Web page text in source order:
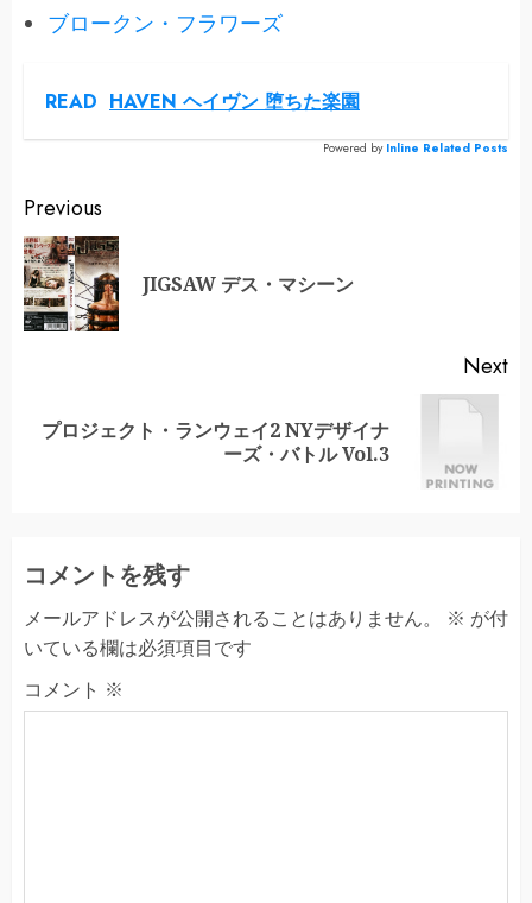
ブロークン・フラワーズ
READ HAVEN ヘイヴン 堕ちた楽園
Powered by Inline Related Posts
Continue
Reading
Previous
JIGSAW デス・マシーン
Next
Next
プロジェクト・ランウェイ2 NYデザイナ
ーズ・バトル Vol.3
コメントを残す
メールアドレスが公開されることはありません。 ※ が付
いている欄は必須項目です
コメント ※